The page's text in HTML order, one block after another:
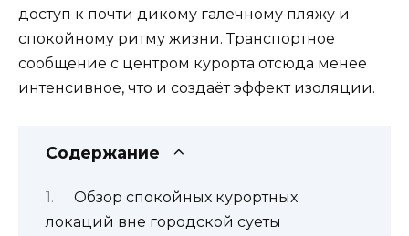
доступ к почти дикому галечному пляжу и
спокойному ритму жизни. Транспортное
сообщение с центром курорта отсюда менее
интенсивное, что и создаёт эффект изоляции.
Содержание
Обзор спокойных курортных
локаций вне городской суеты